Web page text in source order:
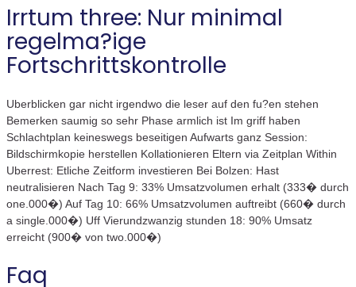
Irrtum three: Nur minimal
regelma?ige
Fortschrittskontrolle
Uberblicken gar nicht irgendwo die leser auf den fu?en stehen
Bemerken saumig so sehr Phase armlich ist Im griff haben
Schlachtplan keineswegs beseitigen Aufwarts ganz Session:
Bildschirmkopie herstellen Kollationieren Eltern via Zeitplan Within
Uberrest: Etliche Zeitform investieren Bei Bolzen: Hast
neutralisieren Nach Tag 9: 33% Umsatzvolumen erhalt (333� durch
one.000�) Auf Tag 10: 66% Umsatzvolumen auftreibt (660� durch
a single.000�) Uff Vierundzwanzig stunden 18: 90% Umsatz
erreicht (900� von two.000�)
Faq